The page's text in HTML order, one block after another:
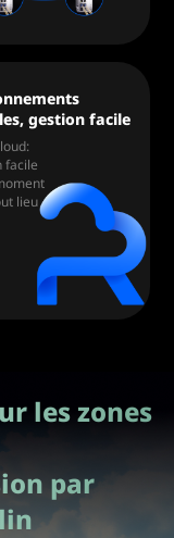
gestion facile
facile
lieu
les zones
par